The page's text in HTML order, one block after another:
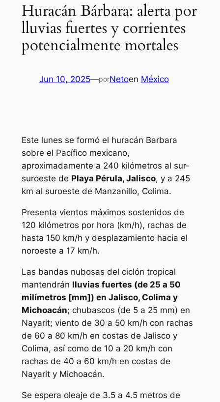
Huracán Bárbara: alerta por
lluvias fuertes y corrientes
potencialmente mortales
Jun 10, 2025—porNetoen México
Este lunes se formó el huracán Barbara
sobre el Pacífico mexicano,
aproximadamente a 240 kilómetros al sur-
suroeste de Playa Pérula, Jalisco, y a 245
km al suroeste de Manzanillo, Colima.
Presenta vientos máximos sostenidos de
120 kilómetros por hora (km/h), rachas de
hasta 150 km/h y desplazamiento hacia el
noroeste a 17 km/h.
Las bandas nubosas del ciclón tropical
mantendrán lluvias fuertes (de 25 a 50
milímetros [mm]) en Jalisco, Colima y
Michoacán; chubascos (de 5 a 25 mm) en
Nayarit; viento de 30 a 50 km/h con rachas
de 60 a 80 km/h en costas de Jalisco y
Colima, así como de 10 a 20 km/h con
rachas de 40 a 60 km/h en costas de
Nayarit y Michoacán.
Se espera oleaje de 3.5 a 4.5 metros de